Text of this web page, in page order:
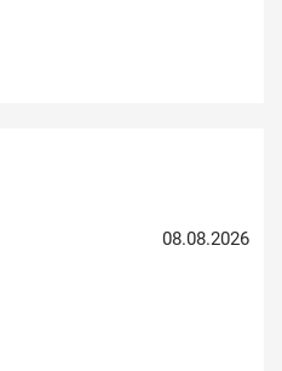
08.08.2026